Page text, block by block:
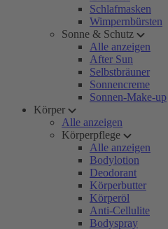
Schlafmasken
Wimpernbürsten
Sonne & Schutz
Alle anzeigen
After Sun
Selbstbräuner
Sonnencreme
Sonnen-Make-up
Körper
Alle anzeigen
Körperpflege
Alle anzeigen
Bodylotion
Deodorant
Körperbutter
Körperöl
Anti-Cellulite
Bodyspray